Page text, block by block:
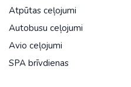
Atpūtas ceļojumi
Autobusu ceļojumi
Avio ceļojumi
SPA brīvdienas